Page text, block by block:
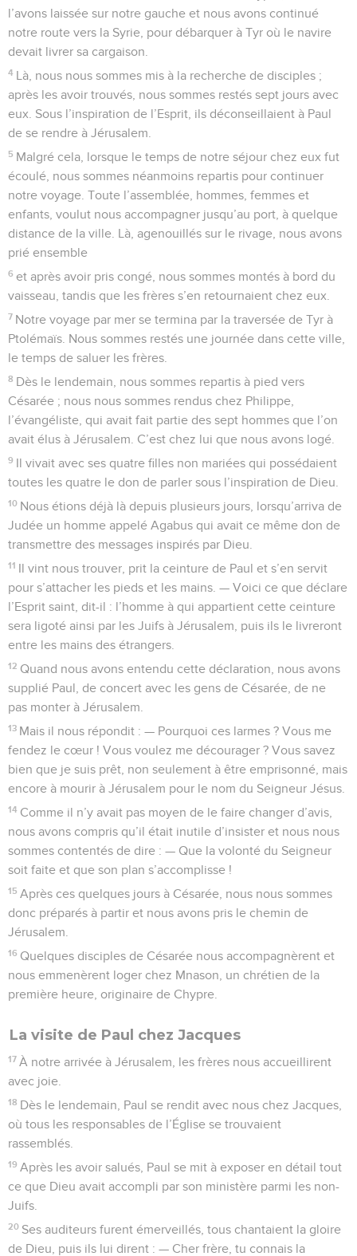
l’avons laissée sur notre gauche et nous avons continué
notre route vers la Syrie, pour débarquer à Tyr où le navire
devait livrer sa cargaison.
4 Là, nous nous sommes mis à la recherche de disciples ;
après les avoir trouvés, nous sommes restés sept jours avec
eux. Sous l’inspiration de l’Esprit, ils déconseillaient à Paul
de se rendre à Jérusalem.
5 Malgré cela, lorsque le temps de notre séjour chez eux fut
écoulé, nous sommes néanmoins repartis pour continuer
notre voyage. Toute l’assemblée, hommes, femmes et
enfants, voulut nous accompagner jusqu’au port, à quelque
distance de la ville. Là, agenouillés sur le rivage, nous avons
prié ensemble
6 et après avoir pris congé, nous sommes montés à bord du
vaisseau, tandis que les frères s’en retournaient chez eux.
7 Notre voyage par mer se termina par la traversée de Tyr à
Ptolémaïs. Nous sommes restés une journée dans cette ville,
le temps de saluer les frères.
8 Dès le lendemain, nous sommes repartis à pied vers
Césarée ; nous nous sommes rendus chez Philippe,
l’évangéliste, qui avait fait partie des sept hommes que l’on
avait élus à Jérusalem. C’est chez lui que nous avons logé.
9 Il vivait avec ses quatre filles non mariées qui possédaient
toutes les quatre le don de parler sous l’inspiration de Dieu.
10 Nous étions déjà là depuis plusieurs jours, lorsqu’arriva de
Judée un homme appelé Agabus qui avait ce même don de
transmettre des messages inspirés par Dieu.
11 Il vint nous trouver, prit la ceinture de Paul et s’en servit
pour s’attacher les pieds et les mains. — Voici ce que déclare
l’Esprit saint, dit-il : l’homme à qui appartient cette ceinture
sera ligoté ainsi par les Juifs à Jérusalem, puis ils le livreront
entre les mains des étrangers.
12 Quand nous avons entendu cette déclaration, nous avons
supplié Paul, de concert avec les gens de Césarée, de ne
pas monter à Jérusalem.
13 Mais il nous répondit : — Pourquoi ces larmes ? Vous me
fendez le cœur ! Vous voulez me décourager ? Vous savez
bien que je suis prêt, non seulement à être emprisonné, mais
encore à mourir à Jérusalem pour le nom du Seigneur Jésus.
14 Comme il n’y avait pas moyen de le faire changer d’avis,
nous avons compris qu’il était inutile d’insister et nous nous
sommes contentés de dire : — Que la volonté du Seigneur
soit faite et que son plan s’accomplisse !
15 Après ces quelques jours à Césarée, nous nous sommes
donc préparés à partir et nous avons pris le chemin de
Jérusalem.
16 Quelques disciples de Césarée nous accompagnèrent et
nous emmenèrent loger chez Mnason, un chrétien de la
première heure, originaire de Chypre.
La visite de Paul chez Jacques
17 À notre arrivée à Jérusalem, les frères nous accueillirent
avec joie.
18 Dès le lendemain, Paul se rendit avec nous chez Jacques,
où tous les responsables de l’Église se trouvaient
rassemblés.
19 Après les avoir salués, Paul se mit à exposer en détail tout
ce que Dieu avait accompli par son ministère parmi les non-
Juifs.
20 Ses auditeurs furent émerveillés, tous chantaient la gloire
de Dieu, puis ils lui dirent : — Cher frère, tu connais la